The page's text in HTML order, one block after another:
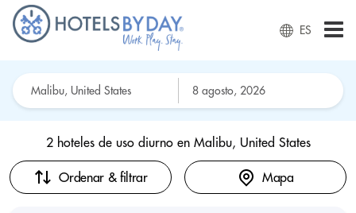
ES
2 hoteles de uso diurno en Malibu, United States
Ordenar & filtrar Mapa